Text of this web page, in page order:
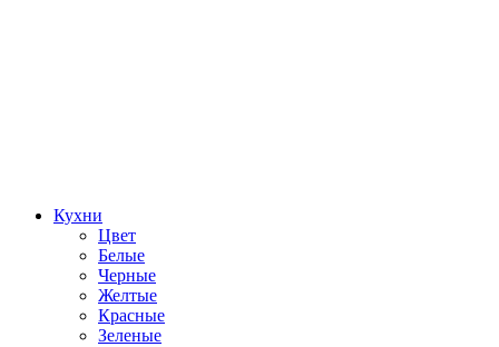
Кухни
Цвет
Белые
Черные
Желтые
Красные
Зеленые